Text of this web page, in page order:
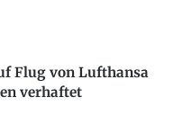
Flug von Lufthansa
verhaftet